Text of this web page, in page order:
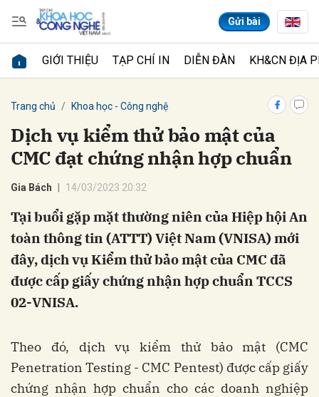
Gửi bài
GIỚI THIỆU TẠP CHÍ IN DIỄN ĐÀN KH&CN ĐỊA
Trang chủ Khoa học - Công nghệ
Dịch vụ kiểm thử bảo mật của
CMC đạt chứng nhận hợp chuẩn
Gia Bách 14/03/2023 20:32
Tại buổi gặp mặt thường niên của Hiệp hội An
toàn thông tin (ATTT) Việt Nam (VNISA) mới
đây, dịch vụ Kiểm thử bảo mật của CMC đã
được cấp giấy chứng nhận hợp chuẩn TCCS
02-VNISA.
Theo đó, dịch vụ kiểm thử bảo mật (CMC
Penetration Testing - CMC Pentest) được cấp giấy
chứng nhận hợp chuẩn cho các doanh nghiệp
Gửi bình luận
Hủy Gửi